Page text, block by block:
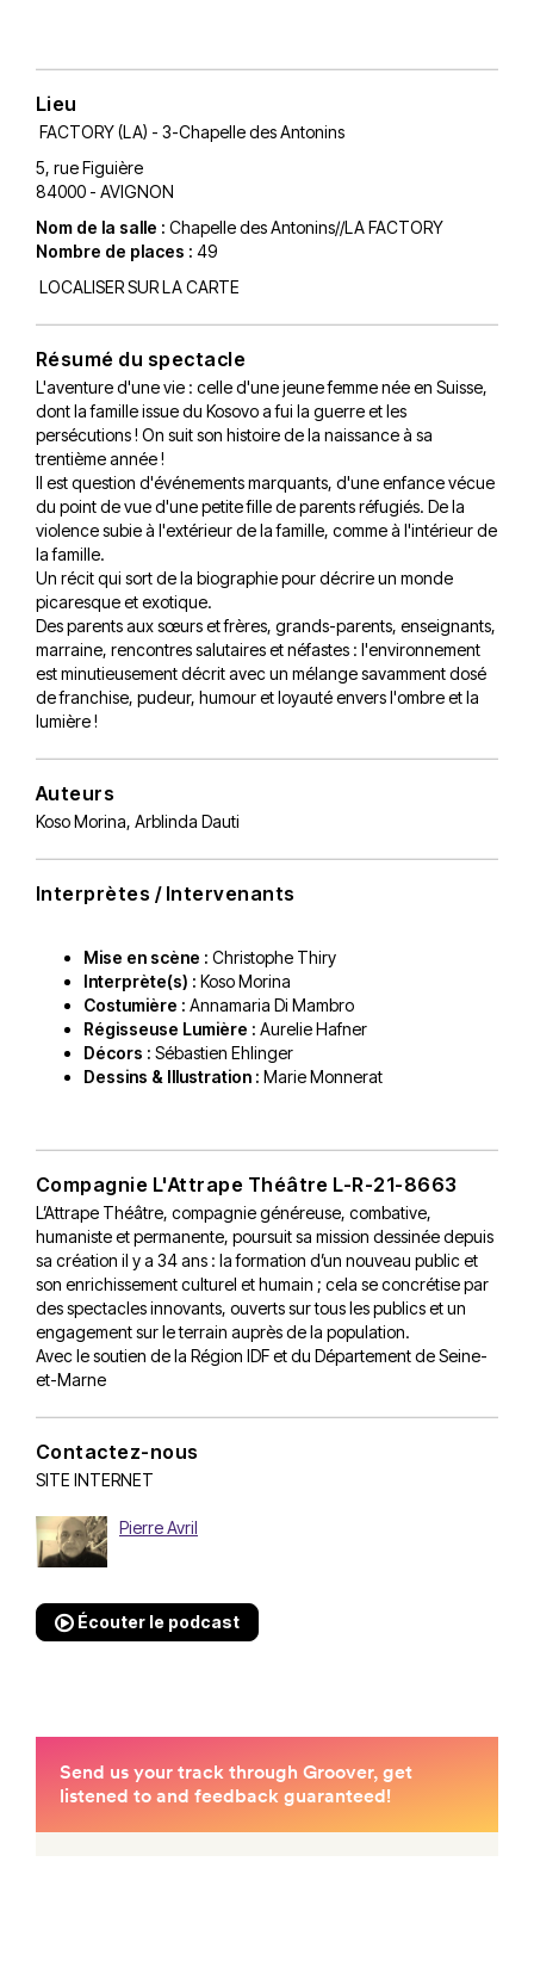
Lieu
FACTORY (LA) - 3-Chapelle des Antonins
5, rue Figuière
84000 - AVIGNON
Nom de la salle : Chapelle des Antonins//LA FACTORY
Nombre de places : 49
LOCALISER SUR LA CARTE
Résumé du spectacle
L'aventure d'une vie : celle d'une jeune femme née en Suisse,
dont la famille issue du Kosovo a fui la guerre et les
persécutions ! On suit son histoire de la naissance à sa
trentième année !
Il est question d'événements marquants, d'une enfance vécue
du point de vue d'une petite fille de parents réfugiés. De la
violence subie à l'extérieur de la famille, comme à l'intérieur de
la famille.
Un récit qui sort de la biographie pour décrire un monde
picaresque et exotique.
Des parents aux sœurs et frères, grands-parents, enseignants,
marraine, rencontres salutaires et néfastes : l'environnement
est minutieusement décrit avec un mélange savamment dosé
de franchise, pudeur, humour et loyauté envers l'ombre et la
lumière !
Auteurs
Koso Morina, Arblinda Dauti
Interprètes / Intervenants
Mise en scène : Christophe Thiry
Interprète(s) : Koso Morina
Costumière : Annamaria Di Mambro
Régisseuse Lumière : Aurelie Hafner
Décors : Sébastien Ehlinger
Dessins & Illustration : Marie Monnerat
Compagnie L'Attrape Théâtre L-R-21-8663
L’Attrape Théâtre, compagnie généreuse, combative,
humaniste et permanente, poursuit sa mission dessinée depuis
sa création il y a 34 ans : la formation d’un nouveau public et
son enrichissement culturel et humain ; cela se concrétise par
des spectacles innovants, ouverts sur tous les publics et un
engagement sur le terrain auprès de la population.
Avec le soutien de la Région IDF et du Département de Seine-
et-Marne
Contactez-nous
SITE INTERNET
Pierre Avril
Écouter le podcast